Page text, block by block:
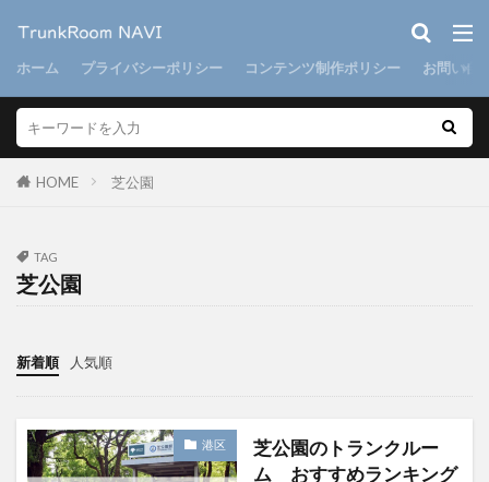
ホーム プライバシーポリシー コンテンツ制作ポリシー お問い合
HOME 芝公園
TAG
芝公園
新着順 人気順
港区
芝公園のトランクルー
ム おすすめランキング